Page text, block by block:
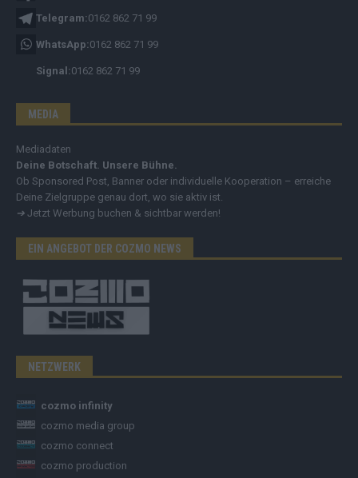
Telegram:0162 862 71 99
WhatsApp:0162 862 71 99
Signal:0162 862 71 99
MEDIA
Mediadaten
Deine Botschaft. Unsere Bühne.
Ob Sponsored Post, Banner oder individuelle Kooperation – erreiche
Deine Zielgruppe genau dort, wo sie aktiv ist.
➔ Jetzt Werbung buchen & sichtbar werden!
EIN ANGEBOT DER COZMO NEWS
NETZWERK
cozmo infinity
cozmo media group
cozmo connect
cozmo production